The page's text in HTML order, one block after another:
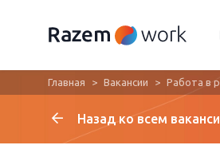
Главная Вакансии Работа в
Назад ко всем